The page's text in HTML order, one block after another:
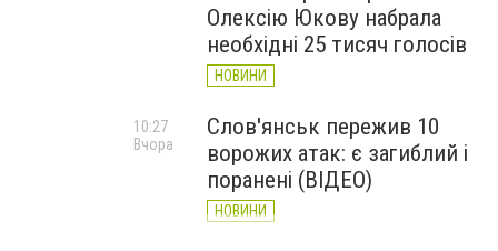
Олексію Юкову набрала
необхідні 25 тисяч голосів
НОВИНИ
Слов'янськ пережив 10
ворожих атак: є загиблий і
поранені (ВІДЕО)
НОВИНИ
10:27
Вчора